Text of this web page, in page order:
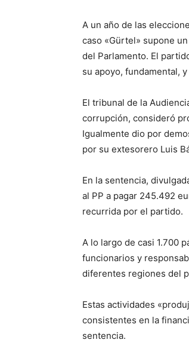
A un año de las
caso «Gürtel» supone
del Parlamento. El
su apoyo, fundamental,
El tribunal de la
corrupción, consideró
Igualmente dio por
por su extesorero Luis
En la sentencia,
al PP a pagar 245.492
recurrida por el partido.
A lo largo de casi 1.700
funcionarios y
diferentes regiones del
Estas actividades
consistentes en la
sentencia.